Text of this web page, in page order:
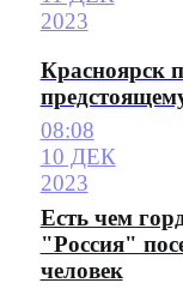
2023
Красноярск
08:08
10 ДЕК
2023
Есть чем
"Россия"
человек